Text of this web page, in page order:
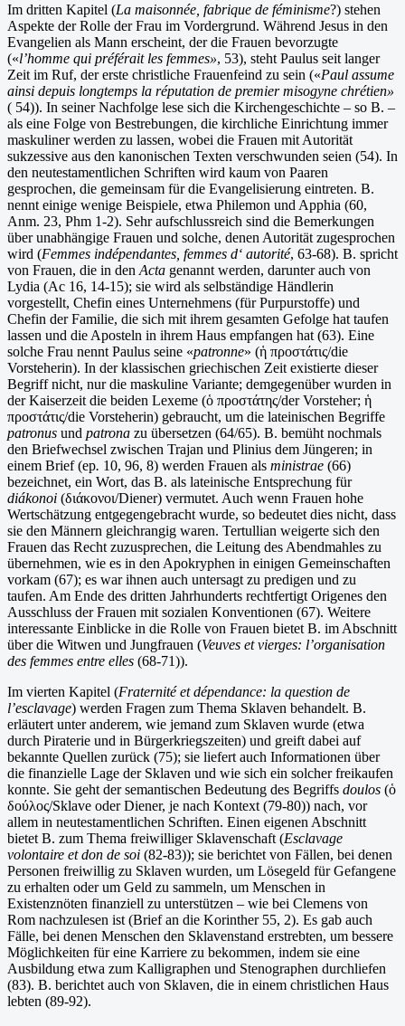
Im dritten Kapitel (La maisonnée, fabrique de féminisme?) stehen
Aspekte der Rolle der Frau im Vordergrund. Während Jesus in den
Evangelien als Mann erscheint, der die Frauen bevorzugte
(«l’homme qui préférait les femmes», 53), steht Paulus seit langer
Zeit im Ruf, der erste christliche Frauenfeind zu sein («Paul assume
ainsi depuis longtemps la réputation de premier misogyne chrétien»
( 54)). In seiner Nachfolge lese sich die Kirchengeschichte – so B. –
als eine Folge von Bestrebungen, die kirchliche Einrichtung immer
maskuliner werden zu lassen, wobei die Frauen mit Autorität
sukzessive aus den kanonischen Texten verschwunden seien (54). In
den neutestamentlichen Schriften wird kaum von Paaren
gesprochen, die gemeinsam für die Evangelisierung eintreten. B.
nennt einige wenige Beispiele, etwa Philemon und Apphia (60,
Anm. 23, Phm 1-2). Sehr aufschlussreich sind die Bemerkungen
über unabhängige Frauen und solche, denen Autorität zugesprochen
wird (Femmes indépendantes, femmes d‘ autorité, 63-68). B. spricht
von Frauen, die in den Acta genannt werden, darunter auch von
Lydia (Ac 16, 14-15); sie wird als selbständige Händlerin
vorgestellt, Chefin eines Unternehmens (für Purpurstoffe) und
Chefin der Familie, die sich mit ihrem gesamten Gefolge hat taufen
lassen und die Aposteln in ihrem Haus empfangen hat (63). Eine
solche Frau nennt Paulus seine «patronne» (ἡ προστάτις/die
Vorsteherin). In der klassischen griechischen Zeit existierte dieser
Begriff nicht, nur die maskuline Variante; demgegenüber wurden in
der Kaiserzeit die beiden Lexeme (ὁ προστάτης/der Vorsteher; ἡ
προστάτις/die Vorsteherin) gebraucht, um die lateinischen Begriffe
patronus und patrona zu übersetzen (64/65). B. bemüht nochmals
den Briefwechsel zwischen Trajan und Plinius dem Jüngeren; in
einem Brief (ep. 10, 96, 8) werden Frauen als ministrae (66)
bezeichnet, ein Wort, das B. als lateinische Entsprechung für
diákonoi (διάκονοι/Diener) vermutet. Auch wenn Frauen hohe
Wertschätzung entgegengebracht wurde, so bedeutet dies nicht, dass
sie den Männern gleichrangig waren. Tertullian weigerte sich den
Frauen das Recht zuzusprechen, die Leitung des Abendmahles zu
übernehmen, wie es in den Apokryphen in einigen Gemeinschaften
vorkam (67); es war ihnen auch untersagt zu predigen und zu
taufen. Am Ende des dritten Jahrhunderts rechtfertigt Origenes den
Ausschluss der Frauen mit sozialen Konventionen (67). Weitere
interessante Einblicke in die Rolle von Frauen bietet B. im Abschnitt
über die Witwen und Jungfrauen (Veuves et vierges: l’organisation
des femmes entre elles (68-71)).
Im vierten Kapitel (Fraternité et dépendance: la question de
l’esclavage) werden Fragen zum Thema Sklaven behandelt. B.
erläutert unter anderem, wie jemand zum Sklaven wurde (etwa
durch Piraterie und in Bürgerkriegszeiten) und greift dabei auf
bekannte Quellen zurück (75); sie liefert auch Informationen über
die finanzielle Lage der Sklaven und wie sich ein solcher freikaufen
konnte. Sie geht der semantischen Bedeutung des Begriffs doulos (ὁ
δούλος/Sklave oder Diener, je nach Kontext (79-80)) nach, vor
allem in neutestamentlichen Schriften. Einen eigenen Abschnitt
bietet B. zum Thema freiwilliger Sklavenschaft (Esclavage
volontaire et don de soi (82-83)); sie berichtet von Fällen, bei denen
Personen freiwillig zu Sklaven wurden, um Lösegeld für Gefangene
zu erhalten oder um Geld zu sammeln, um Menschen in
Existenznöten finanziell zu unterstützen – wie bei Clemens von
Rom nachzulesen ist (Brief an die Korinther 55, 2). Es gab auch
Fälle, bei denen Menschen den Sklavenstand erstrebten, um bessere
Möglichkeiten für eine Karriere zu bekommen, indem sie eine
Ausbildung etwa zum Kalligraphen und Stenographen durchliefen
(83). B. berichtet auch von Sklaven, die in einem christlichen Haus
lebten (89-92).